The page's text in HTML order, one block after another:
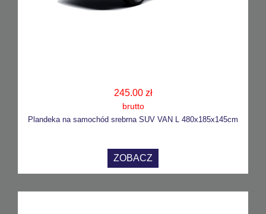
245.00 zł
brutto
Plandeka na samochód srebrna SUV VAN L 480x185x145cm
ZOBACZ